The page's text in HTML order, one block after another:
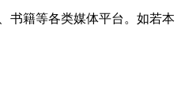
书籍等各类媒体平台。如若本